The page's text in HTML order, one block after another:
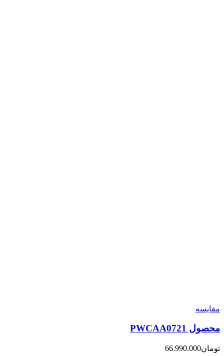
مقایسه
محصول PWCAA0721
تومان66.990.000